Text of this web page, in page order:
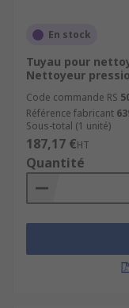
En stock
Tuyau pour
Nettoyeur
Code commande RS
Référence fabricant
Sous-total (1 unité)
187,17 €HT
Quantité